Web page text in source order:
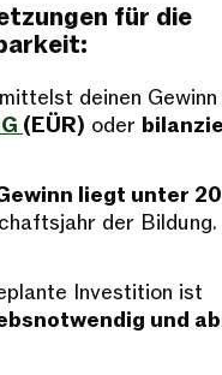
für die
deinen Gewinn
(EÜR) oder
liegt unter
der Bildung.
Investition ist
und